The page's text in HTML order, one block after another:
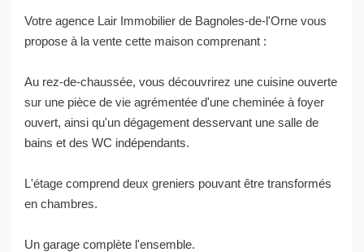
Votre agence Lair Immobilier de Bagnoles-de-l'Orne vous
propose à la vente cette maison comprenant :
Au rez-de-chaussée, vous découvrirez une cuisine ouverte
sur une pièce de vie agrémentée d'une cheminée à foyer
ouvert, ainsi qu'un dégagement desservant une salle de
bains et des WC indépendants.
L'étage comprend deux greniers pouvant être transformés
en chambres.
Un garage complète l'ensemble.